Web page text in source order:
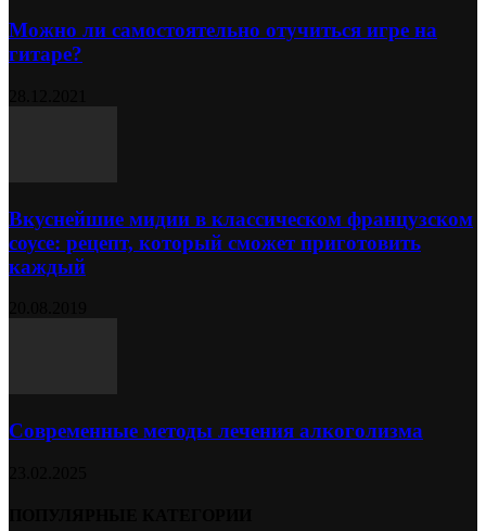
Можно ли самостоятельно отучиться игре на
гитаре?
Вкуснейшие мидии в классическом французском
соусе: рецепт, который сможет приготовить
каждый
Современные методы лечения алкоголизма